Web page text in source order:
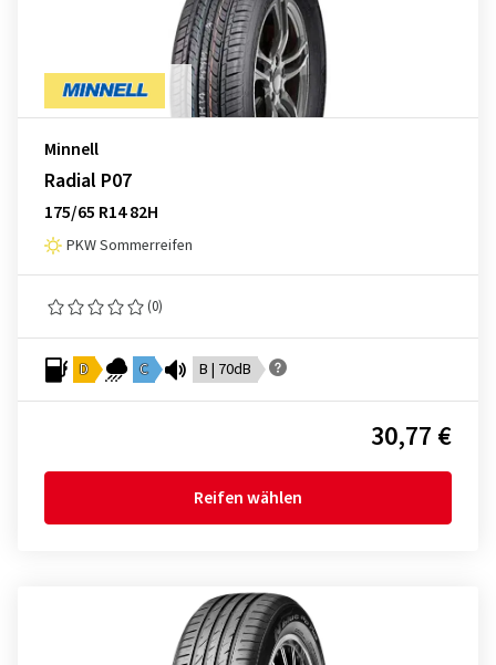
Minnell
Radial P07
175/65 R14 82H
PKW Sommerreifen
(0)
D C B | 70dB
30,77 €
Reifen wählen